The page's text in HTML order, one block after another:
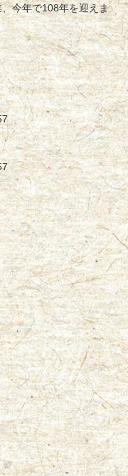
今年で108年を迎えま